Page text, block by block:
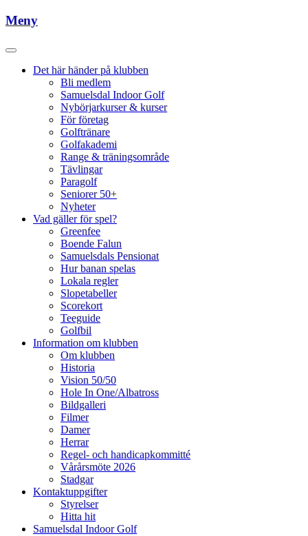
Meny
Det här händer på klubben
Bli medlem
Samuelsdal Indoor Golf
Nybörjarkurser & kurser
För företag
Golftränare
Golfakademi
Range & träningsområde
Tävlingar
Paragolf
Seniorer 50+
Nyheter
Vad gäller för spel?
Greenfee
Boende Falun
Samuelsdals Pensionat
Hur banan spelas
Lokala regler
Slopetabeller
Scorekort
Teeguide
Golfbil
Information om klubben
Om klubben
Historia
Vision 50/50
Hole In One/Albatross
Bildgalleri
Filmer
Damer
Herrar
Regel- och handicapkommitté
Vårårsmöte 2026
Stadgar
Kontaktuppgifter
Styrelser
Hitta hit
Samuelsdal Indoor Golf